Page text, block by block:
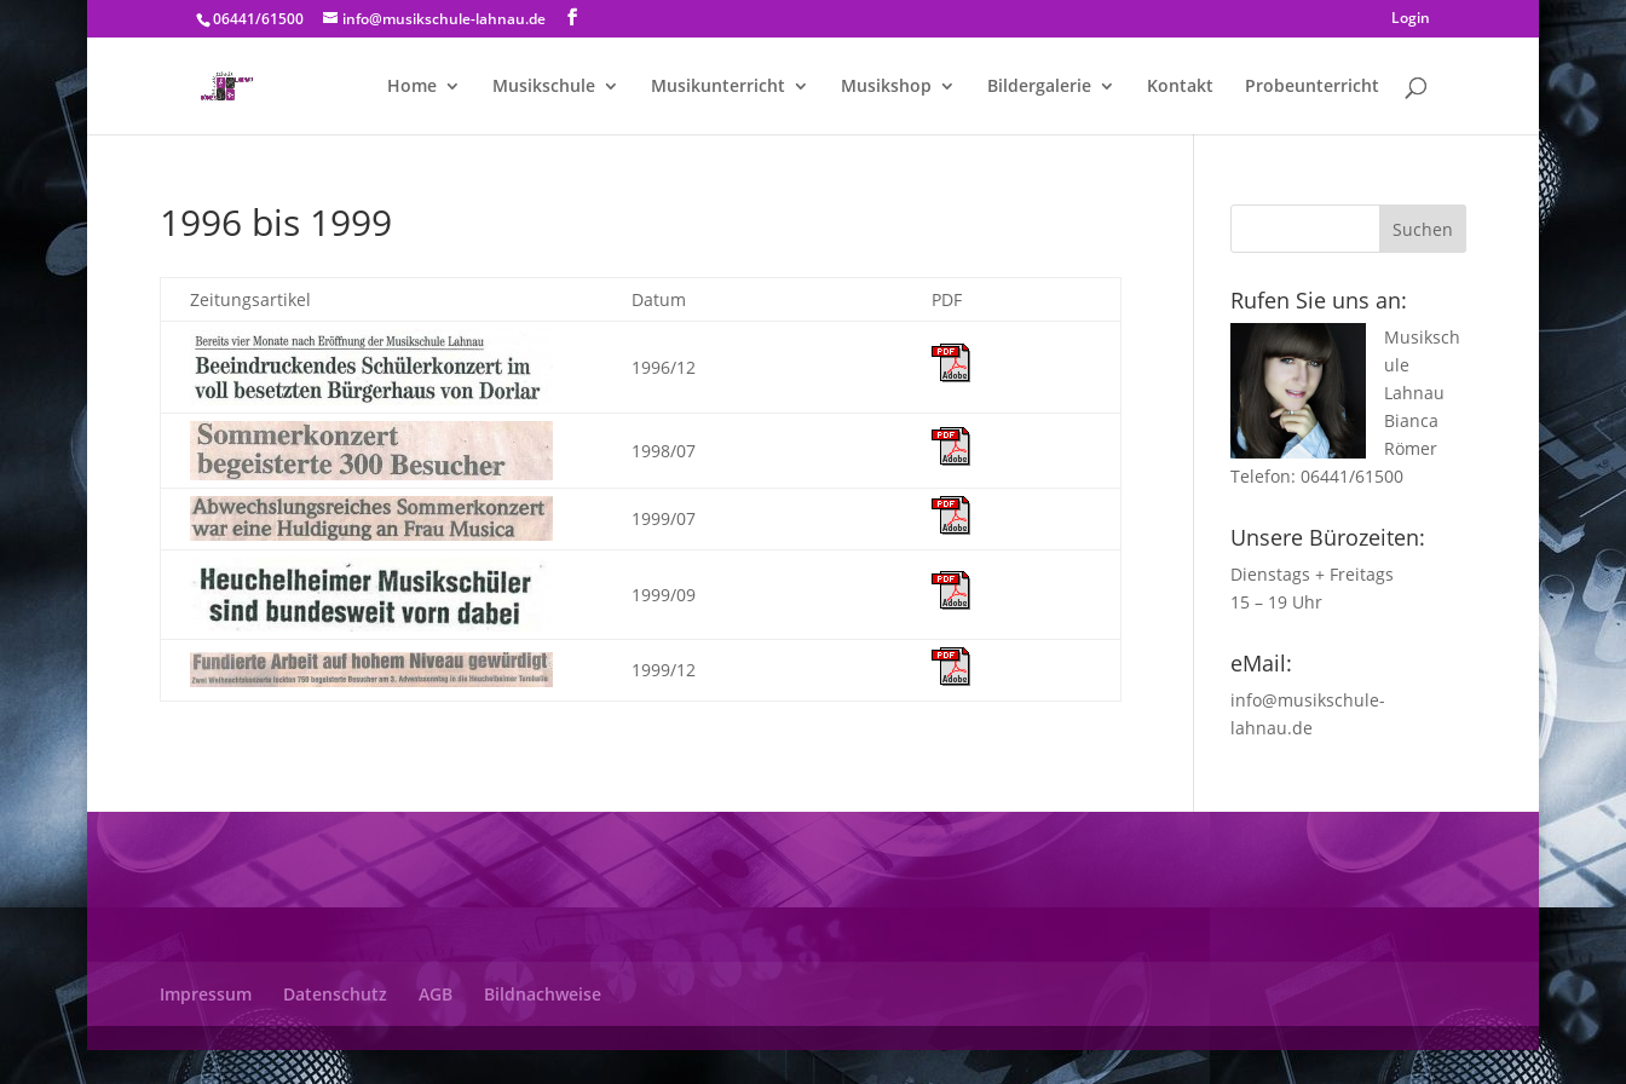
06441/61500 info@musikschule-lahnau.de Login
Home Musikschule Musikunterricht Musikshop Bildergalerie Kontakt Probeunterricht
1996 bis 1999
Zeitungsartikel Datum PDF
1996/12
1998/07
1999/07
1999/09
1999/12
Rufen Sie uns an:
Musiksch
ule
Lahnau
Bianca
Römer
Telefon: 06441/61500
Unsere Bürozeiten:
Dienstags + Freitags
15 – 19 Uhr
eMail:
info@musikschule-
lahnau.de
Impressum Datenschutz AGB Bildnachweise